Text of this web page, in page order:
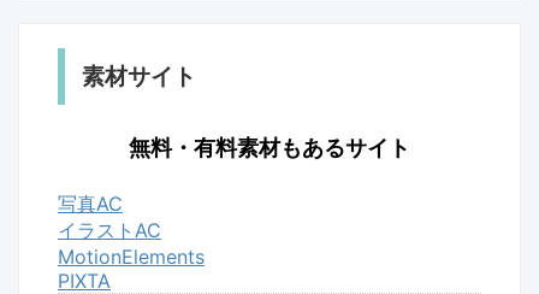
素材サイト
無料・有料素材もあるサイト
写真AC
イラストAC
MotionElements
PIXTA